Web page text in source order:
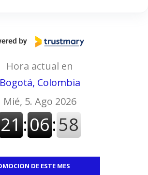
Hora actual en
Bogotá, Colombia